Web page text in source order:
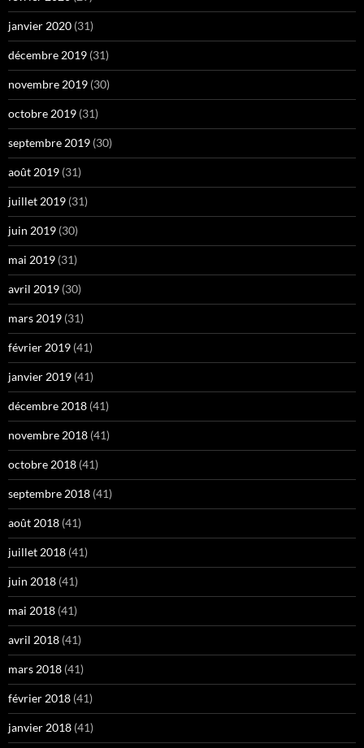
janvier 2020 (31)
décembre 2019 (31)
novembre 2019 (30)
octobre 2019 (31)
septembre 2019 (30)
août 2019 (31)
juillet 2019 (31)
juin 2019 (30)
mai 2019 (31)
avril 2019 (30)
mars 2019 (31)
février 2019 (41)
janvier 2019 (41)
décembre 2018 (41)
novembre 2018 (41)
octobre 2018 (41)
septembre 2018 (41)
août 2018 (41)
juillet 2018 (41)
juin 2018 (41)
mai 2018 (41)
avril 2018 (41)
mars 2018 (41)
février 2018 (41)
janvier 2018 (41)